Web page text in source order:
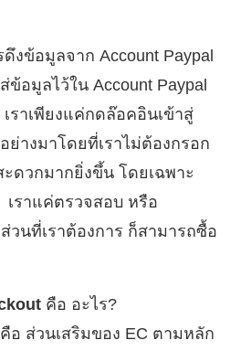
งข้อมูลจาก Account Paypal
ข้อมูลไว้ใน Account Paypal
ราเพียงแค่กดล๊อคอินเข้าสู่
างมาโดยที่เราไม่ต้องกรอก
ะดวกมากยิ่งขึ้น โดยเฉพาะ
ราแค่ตรวจสอบ หรือ
วนที่เราต้องการ ก็สามารถซื้อ
คือ อะไร?
อ ส่วนเสริมของ EC ตามหลัก